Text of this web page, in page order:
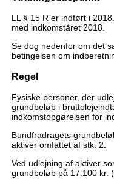
LL § 15 R er indført i
med indkomståret 2018.
Se dog nedenfor om det
betingelsen om
Regel
Fysiske personer, der
grundbeløb i
indkomstopgørelsen for
Bundfradragets
aktiver omfattet af stk. 2.
Ved udlejning af aktiver
grundbeløb på 17.100 kr.